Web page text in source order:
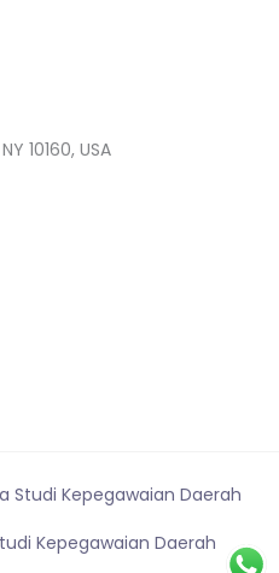
10160, USA
Studi Kepegawaian Daerah
Kepegawaian Daerah